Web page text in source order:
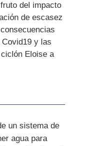
del impacto
de escasez
y las
Eloise a
un sistema de
agua para